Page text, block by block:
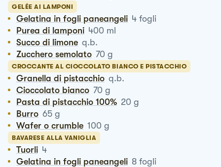
GELÉE AI LAMPONI
Gelatina in fogli paneangeli 4 fogli
Purea di lamponi 400 ml
Succo di limone q.b.
Zucchero semolato 70 g
CROCCANTE AL CIOCCOLATO BIANCO E PISTACCHIO
Granella di pistacchio q.b.
Cioccolato bianco 70 g
Pasta di pistacchio 100% 20 g
Burro 65 g
Wafer o crumble 100 g
BAVARESE ALLA VANIGLIA
Tuorli 4
Gelatina in fogli paneangeli 8 fogli